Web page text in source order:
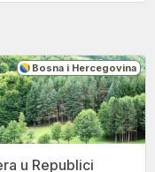
Bosna i Hercegovina
u Republici